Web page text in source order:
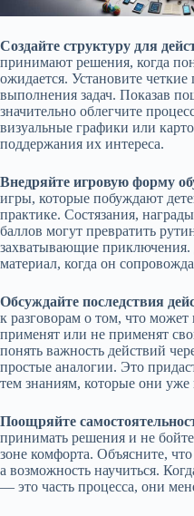
Создайте структуру для
принимают решения, когда
ожидается. Установите
выполнения задач. Показав
значительно облегчите
визуальные графики или
поддержания их интереса.
Внедряйте игровую форму
игры, которые побуждают
практике. Состязания,
баллов могут превратить
захватывающие
материал, когда он
Обсуждайте последствия
к разговорам о том, что
применят или не применят
понять важность действий
простые аналогии. Это
тем знаниям, которые они
Поощряйте
принимать решения и не
зоне комфорта. Объясните,
а возможность научиться.
— это часть процесса, они